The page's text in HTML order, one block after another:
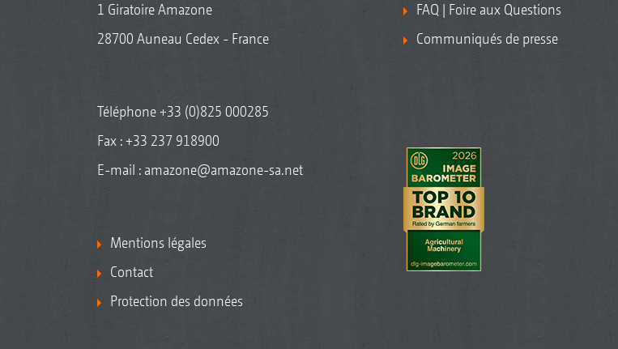
1 Giratoire Amazone
28700 Auneau Cedex - France
Téléphone+33 (0)825 000285
Fax : +33 237 918900
E-mail : amazone@amazone-sa.net
Mentions légales
Contact
Protection des données
FAQ | Foire aux Questions
Communiqués de presse